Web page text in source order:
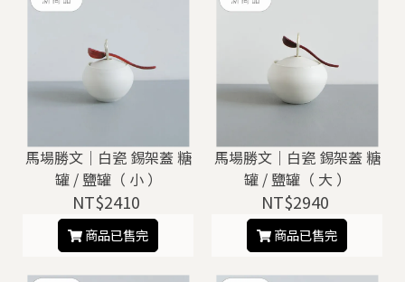
馬場勝文｜白瓷 錫架蓋 糖
罐 / 鹽罐（ 小 ）
NT$2410
商品已售完
馬場勝文｜白瓷 錫架蓋 糖
罐 / 鹽罐（ 大 ）
NT$2940
商品已售完